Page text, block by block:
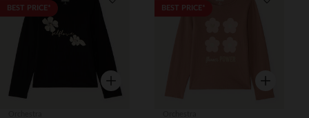
BEST PRICE* Liste de souhaits
Aperçu rapide
BEST PRICE*
Aperçu